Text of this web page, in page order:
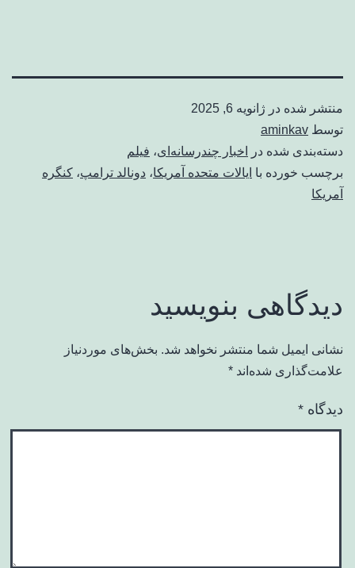
منتشر شده در ژانویه 6, 2025
توسط aminkav
دسته‌بندی شده در
اخبار چندرسانه‌ای، فیلم
برچسب خورده با ایالات متحده آمریکا، دونالد ترامپ، کنگره
آمریکا
دیدگاهی بنویسید
نشانی ایمیل شما منتشر نخواهد شد. بخش‌های موردنیاز
علامت‌گذاری شده‌اند *
دیدگاه *